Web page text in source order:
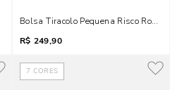
Bolsa Tiracolo Pequena Risco Rosa
R$ 249,90
7 CORES